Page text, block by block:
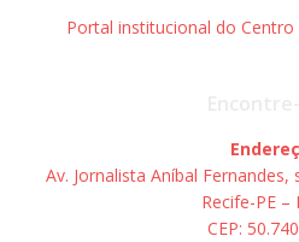
Portal institucional do
Av. Jornalista Aníbal Fernandes,
Recife-PE –
CEP: